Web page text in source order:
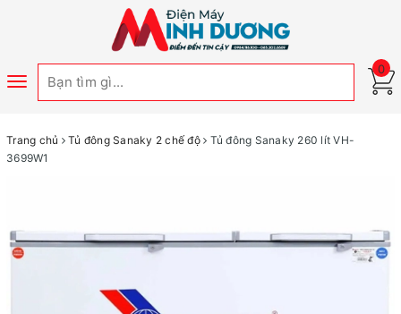
Toggle
0
Trang chủ Tủ đông Sanaky 2 chế độ
Tủ đông Sanaky 260 lít VH-
3699W1